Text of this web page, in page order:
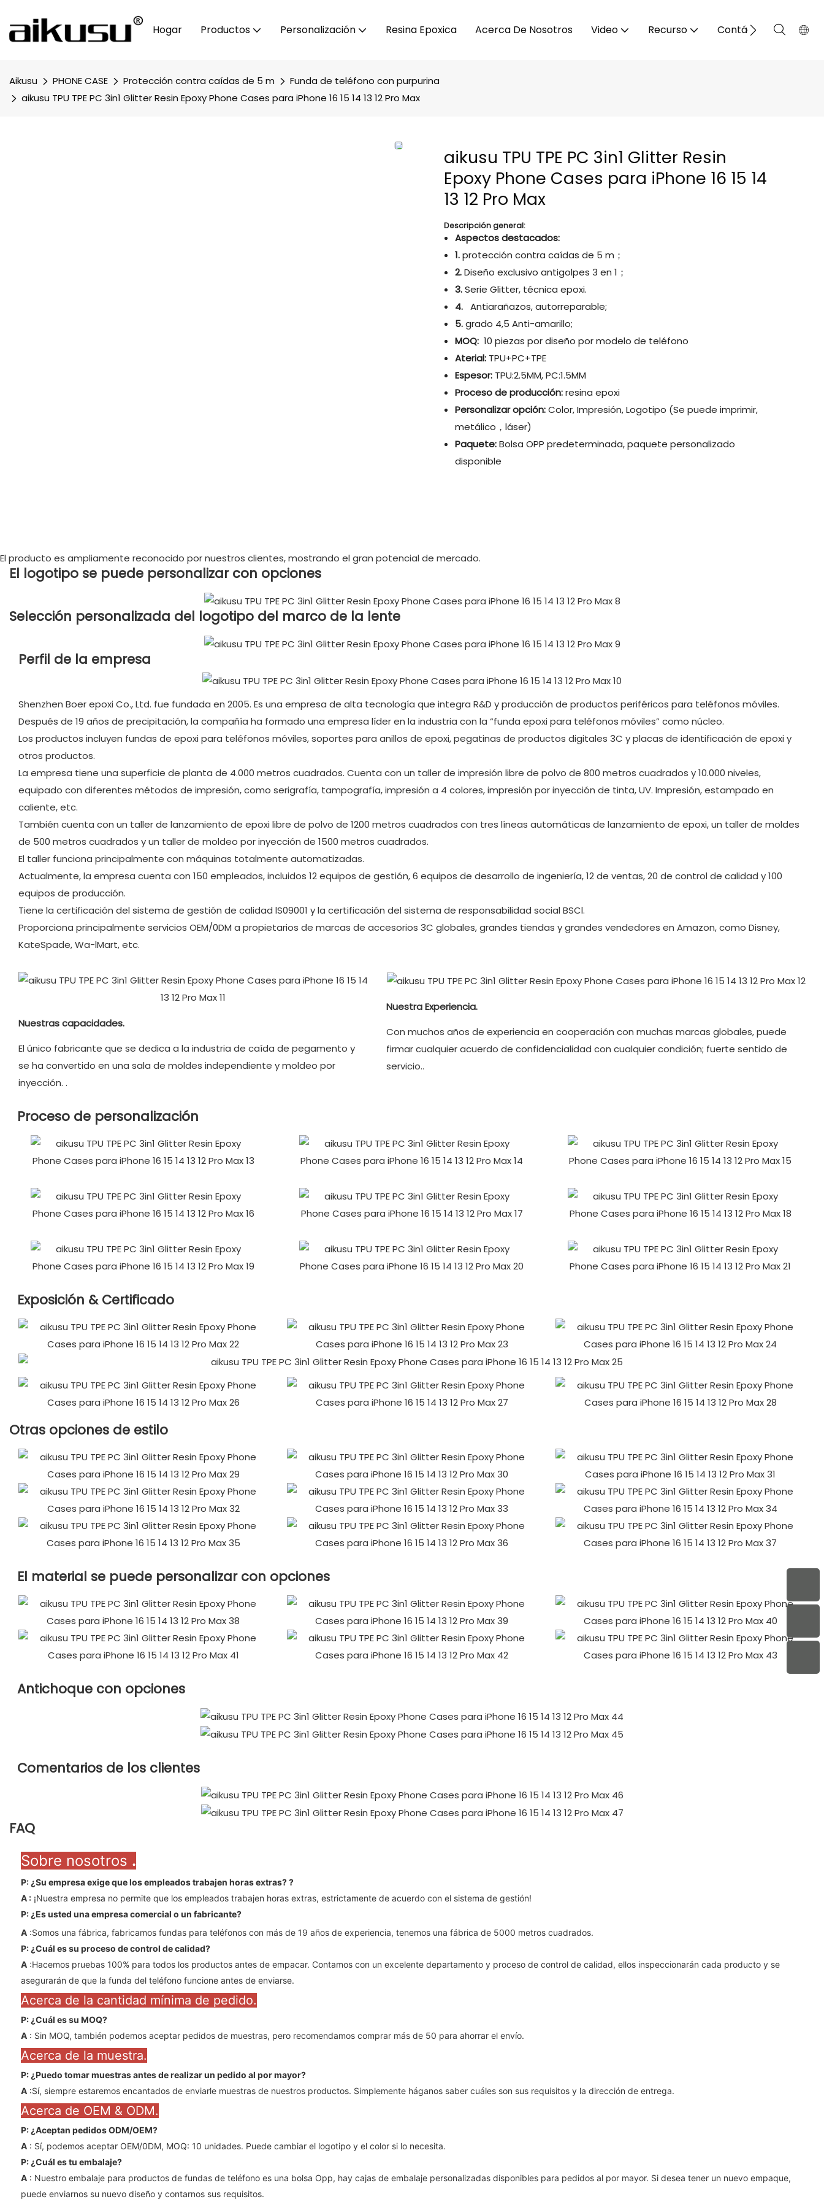
Hogar Productos Personalización Resina Epoxica Acerca De Nosotros Video Recurso Contáctenos
Aikusu PHONE CASE Protección contra caídas de 5 m
Funda de teléfono con purpurina
aikusu TPU TPE PC 3in1 Glitter Resin Epoxy Phone Cases para iPhone 16 15 14 13 12 Pro Max
aikusu TPU TPE PC 3in1 Glitter Resin
Epoxy Phone Cases para iPhone 16 15 14
13 12 Pro Max
Descripción general:
Aspectos destacados:
1.protección contra caídas de 5 m；
2.Diseño exclusivo antigolpes 3 en 1；
3.Serie Glitter, técnica epoxi.
4. Antiarañazos, autorreparable;
5.grado 4,5 Anti-amarillo;
MOQ: 10 piezas por diseño por modelo de teléfono
Aterial: TPU+PC+TPE
Espesor: TPU:2.5MM, PC:1.5MM
Proceso de producción:resina epoxi
Personalizar opción:Color, Impresión, Logotipo (Se puede imprimir,
metálico，láser)
Paquete:Bolsa OPP predeterminada, paquete personalizado
disponible
El producto es ampliamente reconocido por nuestros clientes, mostrando el gran potencial de mercado.
El logotipo se puede personalizar con opciones
Selección personalizada del logotipo del marco de la lente
Perfil de la empresa
Shenzhen Boer epoxi Co., Ltd. fue fundada en 2005. Es una empresa de alta tecnología que integra R&D y producción de productos periféricos para teléfonos móviles.
Después de 19 años de precipitación, la compañía ha formado una empresa líder en la industria con la “funda epoxi para teléfonos móviles” como núcleo.
Los productos incluyen fundas de epoxi para teléfonos móviles, soportes para anillos de epoxi, pegatinas de productos digitales 3C y placas de identificación de epoxi y
otros productos.
La empresa tiene una superficie de planta de 4.000 metros cuadrados. Cuenta con un taller de impresión libre de polvo de 800 metros cuadrados y 10.000 niveles,
equipado con diferentes métodos de impresión, como serigrafía, tampografía, impresión a 4 colores, impresión por inyección de tinta, UV. Impresión, estampado en
caliente, etc.
También cuenta con un taller de lanzamiento de epoxi libre de polvo de 1200 metros cuadrados con tres líneas automáticas de lanzamiento de epoxi, un taller de moldes
de 500 metros cuadrados y un taller de moldeo por inyección de 1500 metros cuadrados.
El taller funciona principalmente con máquinas totalmente automatizadas.
Actualmente, la empresa cuenta con 150 empleados, incluidos 12 equipos de gestión, 6 equipos de desarrollo de ingeniería, 12 de ventas, 20 de control de calidad y 100
equipos de producción.
Tiene la certificación del sistema de gestión de calidad lS09001 y la certificación del sistema de responsabilidad social BSCl.
Proporciona principalmente servicios OEM/0DM a propietarios de marcas de accesorios 3C globales, grandes tiendas y grandes vendedores en Amazon, como Disney,
KateSpade, Wa-lMart, etc.
Nuestras capacidades.
El único fabricante que se dedica a la industria de caída de pegamento y
se ha convertido en una sala de moldes independiente y moldeo por
inyección. .
Nuestra Experiencia.
Con muchos años de experiencia en cooperación con muchas marcas globales, puede
firmar cualquier acuerdo de confidencialidad con cualquier condición; fuerte sentido de
servicio..
Proceso de personalización
Exposición & Certificado
Otras opciones de estilo
El material se puede personalizar con opciones
Antichoque con opciones
Comentarios de los clientes
FAQ
Sobre nosotros .
P: ¿Su empresa exige que los empleados trabajen horas extras??
A : ¡Nuestra empresa no permite que los empleados trabajen horas extras, estrictamente de acuerdo con el sistema de gestión!
P: ¿Es usted una empresa comercial o un fabricante?
A :Somos una fábrica, fabricamos fundas para teléfonos con más de 19 años de experiencia, tenemos una fábrica de 5000 metros cuadrados.
P: ¿Cuál es su proceso de control de calidad?
A :Hacemos pruebas 100% para todos los productos antes de empacar. Contamos con un excelente departamento y proceso de control de calidad, ellos inspeccionarán cada producto y se
asegurarán de que la funda del teléfono funcione antes de enviarse.
Acerca de la cantidad mínima de pedido.
P: ¿Cuál es su MOQ?
A : Sin MOQ, también podemos aceptar pedidos de muestras, pero recomendamos comprar más de 50 para ahorrar el envío.
Acerca de la muestra.
P: ¿Puedo tomar muestras antes de realizar un pedido al por mayor?
A :Sí, siempre estaremos encantados de enviarle muestras de nuestros productos. Simplemente háganos saber cuáles son sus requisitos y la dirección de entrega.
Acerca de OEM & ODM.
P: ¿Aceptan pedidos ODM/OEM?
A : Sí, podemos aceptar OEM/0DM, MOQ: 10 unidades. Puede cambiar el logotipo y el color si lo necesita.
P: ¿Cuál es tu embalaje?
A : Nuestro embalaje para productos de fundas de teléfono es una bolsa Opp, hay cajas de embalaje personalizadas disponibles para pedidos al por mayor. Si desea tener un nuevo empaque,
puede enviarnos su nuevo diseño y contarnos sus requisitos.